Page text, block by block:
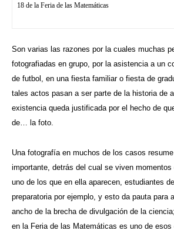
18 de la Feria de las Matemáticas
Son varias las razones por la cuales muchas
fotografiadas en grupo, por la asistencia a un
de futbol, en una fiesta familiar o fiesta de
tales actos pasan a ser parte de la historia de
existencia queda justificada por el hecho de
de… la foto.
Una fotografía en muchos de los casos
importante, detrás del cual se viven
uno de los que en ella aparecen, estudiantes
preparatoria por ejemplo, y esto da pauta para
ancho de la brecha de divulgación de la
en la Feria de las Matemáticas es uno de esos